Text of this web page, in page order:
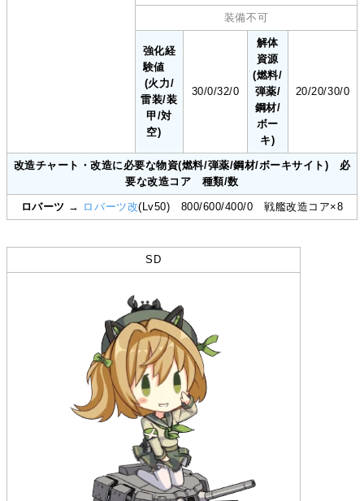
装備不可
強化経
験値
(火力/
雷装/装
甲/対
空)
30/0/32/0
解体
資源
(燃料/
弾薬/
鋼材/
ボー
キ)
20/20/30/0
改造チャート・改造に必要な物資(燃料/弾薬/鋼材/ボーキサイト) 必
要な改造コア 種類/数
ロバーツ → ロバーツ改(Lv50) 800/600/400/0 戦艦改造コア×8
SD